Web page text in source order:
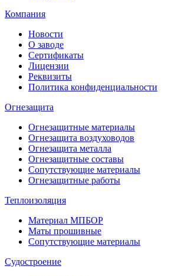
Компания
Новости
О заводе
Сертификаты
Лицензии
Реквизиты
Политика конфиденциальности
Огнезащита
Огнезащитные материалы
Огнезащита воздуховодов
Огнезащита металлa
Огнезащитные составы
Сопутствующие материалы
Огнезащитные работы
Теплоизоляция
Материал МПБОР
Маты прошивные
Сопутствующие материалы
Судостроение